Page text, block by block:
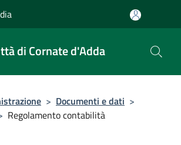
di Cornate d'Adda
> Documenti e dati >
Regolamento contabilità